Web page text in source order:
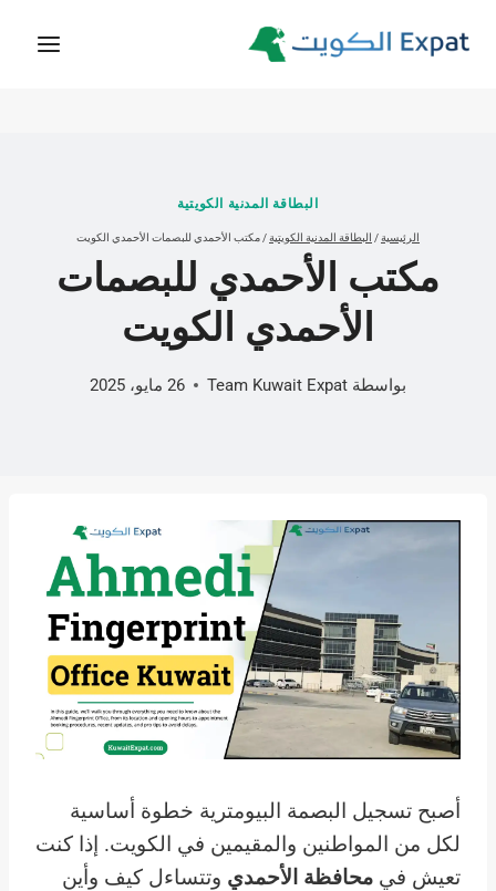
إلى
البطاقة المدنية الكويتية
الرئيسية/ البطاقة المدنية الكويتية/مكتب الأحمدي للبصمات الأحمدي الكويت
مكتب الأحمدي للبصمات
الأحمدي الكويت
بواسطة Team Kuwait Expat 26 مايو، 2025
أصبح تسجيل البصمة البيومترية خطوة أساسية
لكل من المواطنين والمقيمين في الكويت. إذا كنت
تعيش في محافظة الأحمدي وتتساءل كيف وأين